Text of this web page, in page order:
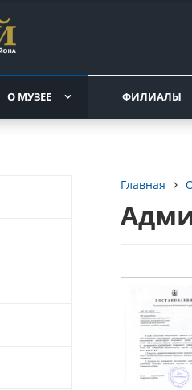
О МУЗЕЕ ФИЛИАЛЫ
Главная